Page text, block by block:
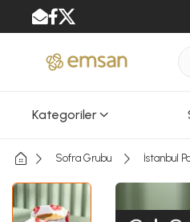
Kategoriler
Sofra Grubu İstanbul